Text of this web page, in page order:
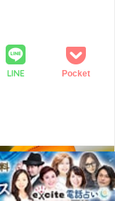
LINE Pocket